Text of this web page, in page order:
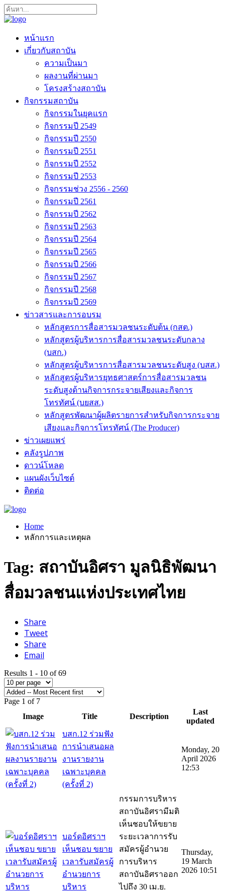
หน้าแรก
เกี่ยวกับสถาบัน
ความเป็นมา
ผลงานที่ผ่านมา
โครงสร้างสถาบัน
กิจกรรมสถาบัน
กิจกรรมในยุคแรก
กิจกรรมปี 2549
กิจกรรมปี 2550
กิจกรรมปี 2551
กิจกรรมปี 2552
กิจกรรมปี 2553
กิจกรรมช่วง 2556 - 2560
กิจกรรมปี 2561
กิจกรรมปี 2562
กิจกรรมปี 2563
กิจกรรมปี 2564
กิจกรรมปี 2565
กิจกรรมปี 2566
กิจกรรมปี 2567
กิจกรรมปี 2568
กิจกรรมปี 2569
ข่าวสารและการอบรม
หลักสูตรการสื่อสารมวลชนระดับต้น (กสต.)
หลักสูตรผู้บริหารการสื่อสารมวลชนระดับกลาง
(บสก.)
หลักสูตรผู้บริหารการสื่อสารมวลชนระดับสูง (บสส.)
หลักสูตรผู้บริหารยุทธศาสตร์การสื่อสารมวลชน
ระดับสูงด้านกิจการกระจายเสียงและกิจการ
โทรทัศน์ (บยสส.)
หลักสูตรพัฒนาผู้ผลิตรายการสำหรับกิจการกระจาย
เสียงและกิจการโทรทัศน์ (The Producer)
ข่าวเผยแพร่
คลังรูปภาพ
ดาวน์โหลด
แผนผังเว็บไซต์
ติดต่อ
Home
หลักการและเหตุผล
Tag: สถาบันอิศรา มูลนิธิพัฒนา
สื่อมวลชนแห่งประเทศไทย
Share
Tweet
Share
Email
Results 1 - 10 of 69
Page 1 of 7
Image
Title Description
Last
updated
บสก.12 ร่วมฟัง
การนำเสนอผล
งานรายงาน
เฉพาะบุคคล
(ครั้งที่ 2)
Monday, 20
April 2026
12:53
บอร์ดอิศราฯ
เห็นชอบ ขยาย
เวลารับสมัครผู้
อำนวยการ
บริหาร
กรรมการบริหาร
สถาบันอิศรามีมติ
เห็นชอบให้ขยาย
ระยะเวลาการรับ
สมัครผู้อำนวย
การบริหาร
สถาบันอิศราออก
ไปถึง 30 เม.ย.
Thursday,
19 March
2026 10:51